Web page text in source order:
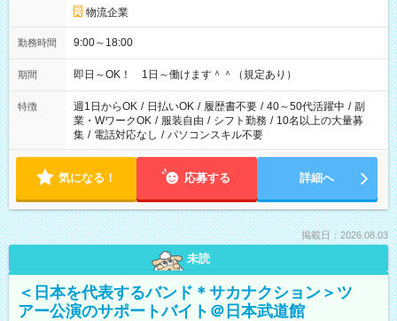
物流企業
勤務時間 9:00～18:00
期間 即日～OK！ 1日～働けます＾＾（規定あり）
特徴 週1日からOK / 日払いOK / 履歴書不要 / 40～50代活躍中 / 副
業・WワークOK / 服装自由 / シフト勤務 / 10名以上の大量募
集 / 電話対応なし / パソコンスキル不要
気になる！ 応募する 詳細へ
掲載日：2026.08.03
未読
＜日本を代表するバンド＊サカナクション＞ツ
アー公演のサポートバイト＠日本武道館